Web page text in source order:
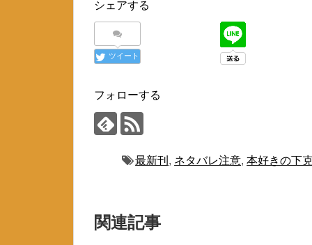
シェアする
ツイート
フォローする
最新刊 , ネタバレ注意,本好きの下
関連記事